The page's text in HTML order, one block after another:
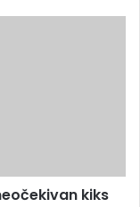
kiks